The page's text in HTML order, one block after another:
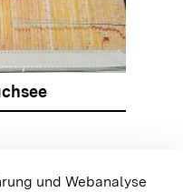
springen
springen
und Webanalyse